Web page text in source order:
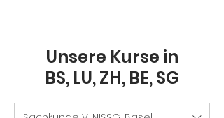
Unsere Kurse in
BS, LU, ZH, BE, SG